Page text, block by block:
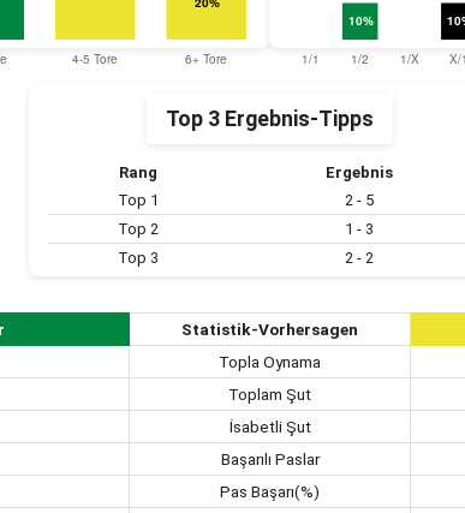
Top 3 Ergebnis-Tipps
Rang
Ergebnis
Top 1
2 - 5
Top 2
1 - 3
Top 3
2 - 2
Statistik-Vorhersagen
Topla Oynama
Toplam Şut
İsabetli Şut
Başarılı Paslar
Pas Başarı(%)